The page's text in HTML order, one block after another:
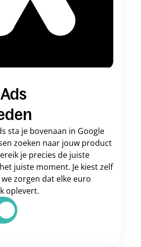
sta je bovenaan in Google
zoeken naar jouw product
je precies de juiste
juiste moment. Je kiest zelf
zorgen dat elke euro
oplevert.